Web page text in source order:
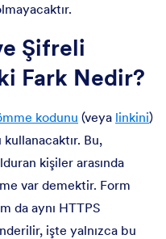
Şifreli
Fark Nedir?
kodunu (veya linkini)
kullanacaktır. Bu,
kişiler arasında
var demektir. Form
da aynı HTTPS
işte yalnızca bu